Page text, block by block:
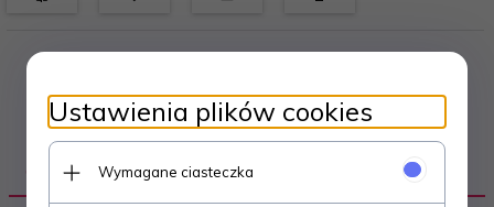
OPIS PRODUKTU
Ustawienia plików cookies
Wymagane ciasteczka